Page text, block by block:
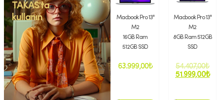
TAKAS'ta
kullanın
Macbook Pro 13''
M2
16GB Ram
512GB SSD
63.999,00₺
Macbook Pro 13''
M2
8GB Ram 512GB
SSD
54.407,00₺
51.999,00₺